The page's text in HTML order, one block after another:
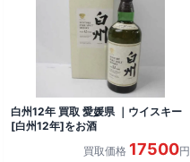
白州12年 買取 愛媛県 ｜ウイスキー
[白州12年]をお酒
買取価格 17500円